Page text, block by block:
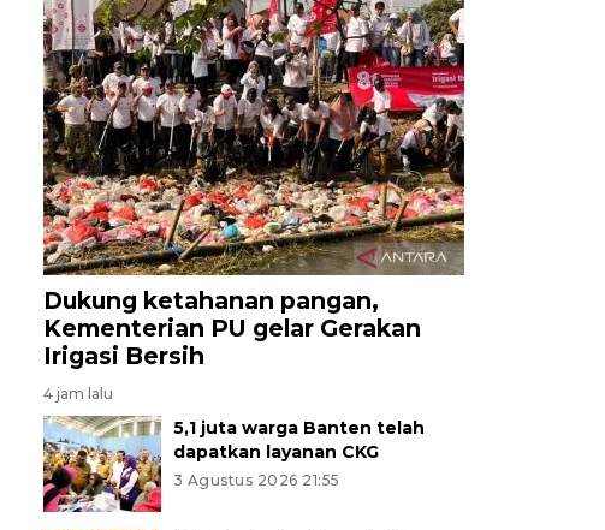
Dukung ketahanan pangan,
Kementerian PU gelar Gerakan
Irigasi Bersih
4 jam lalu
5,1 juta warga Banten telah
dapatkan layanan CKG
3 Agustus 2026 21:55